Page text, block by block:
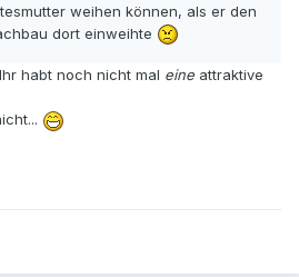
weihen können, als er den
dort einweihte
habt noch nicht mal eine attraktive